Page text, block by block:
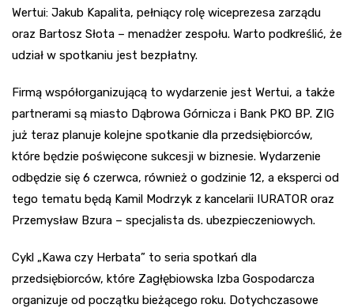
Wertui: Jakub Kapalita, pełniący rolę wiceprezesa zarządu
oraz Bartosz Słota – menadżer zespołu. Warto podkreślić, że
udział w spotkaniu jest bezpłatny.
Firmą współorganizującą to wydarzenie jest Wertui, a także
partnerami są miasto Dąbrowa Górnicza i Bank PKO BP. ZIG
już teraz planuje kolejne spotkanie dla przedsiębiorców,
które będzie poświęcone sukcesji w biznesie. Wydarzenie
odbędzie się 6 czerwca, również o godzinie 12, a eksperci od
tego tematu będą Kamil Modrzyk z kancelarii IURATOR oraz
Przemysław Bzura – specjalista ds. ubezpieczeniowych.
Cykl „Kawa czy Herbata” to seria spotkań dla
przedsiębiorców, które Zagłębiowska Izba Gospodarcza
organizuje od początku bieżącego roku. Dotychczasowe